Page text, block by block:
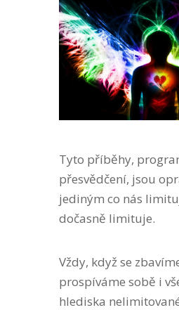
Tyto příběhy,
přesvědčení, jsou
jediným co nás
dočasně limituje.
Vždy, když se
prospíváme sobě i
hlediska